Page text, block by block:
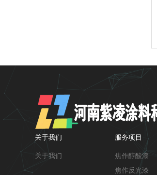
关于我们
关于我们
服务项目
焦作醇酸漆
焦作反光漆